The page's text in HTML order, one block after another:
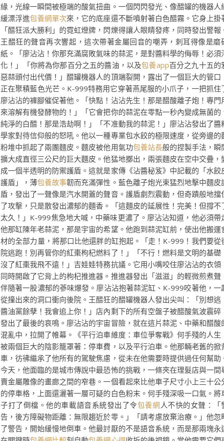
緣，光線一瞬間被極端的酸氣扭曲。一個閃閃發光、像醋罐的機器人
緩漂浮進包養網單次來，它的底座還不斷噴射著白色醋霧。它身上掛
「醋狂派大勝利」的霓虹燈牌，閃爍得讓人眼睛發疼，同時發出警報
王醋狂的聲音再次響起，這次帶著金屬回音的嘲弄，刺耳得像是磨
紙。「廖沾沾！你那充滿腐敗氣味的蒜泥，是對醬料學的侮辱！必須
化！」「你將為你那百分之五的醬油，以及包養app百分之九十五的
惡蒜頭付出代價！」醋罐機器人的頂端裂開，露出了一個巨大的管口
正在聚積藍色光芒。K-999特務用它穿著燕尾服的小爪子，一把抓住
廖沾沾的褲腳催促著他。「快點！沾沾先生！那是醋酸離子炮！專門
來溶解有機發酵物的！」「它會把你的蒜泥在零點一秒內變成無菌的
純淨的白醋！那是浩劫啊！」「不准動我的蒜泥！」廖沾沾發出了醬
學家對待信仰般的怒吼。他以一種專業包水餃的極限速度，從旁邊的
粉堆中抓起了兩團麵皮。麵皮被他用氣功包養站長般的捏製手法，瞬
擴大成直徑三公尺的巨大麵皮。他猛地擲出，兩張麵皮在空中交疊，
成一個半透明的防禦護盾。這就是家傳《沾醬秘笈》中記載的「水餃
護盾」，薄包養故事韌而充滿彈性。藍色離子炮光束猛烈地擊中麵皮
盾，發出了一聲像是汽水開蓋的聲音。護盾劇烈震動，但奇蹟般地擋
了攻擊，只是散發出濃郁的麵香。「這麵皮的延展性！完美！但撐不
太久！」K-999焦急地大喊，中藥味更濃了。廖沾沾知道，他必須帶
他那缸陳年老蒜泥，那是宇宙的希望。他跑到蒜泥缸前，使出他搬運
材的全部力量，將那口比他還胖的缸抱起。「走！K-999！我們要從
院逃跑！別再管你的紅棗枸杞燃料了！」「不行！燃料是文明的基礎
沒了紅棗我飛不遠！」吉娃娃特務抗議。它用小嘴咬住廖沾沾的衣領
同時開啟了它背上的枸杞推進器。推進器發出「滋滋」的輕微煎煮聲
伴隨著一股濃郁的蔘味爆發。廖沾沾抱著蒜泥缸、K-999咬著他，一
從撞出來的洞口衝向後院。王醋狂的醋罐機器人發出尖叫：「別想逃
醬油黨餘孽！我會追上你！」店內剩下的所有空盤子被醋酸氣波震碎
發出了最後的哀鳴。廖沾沾的宇宙冒險，就在這片蒜泥、中藥和醋酸
混亂中，拉開了帷幕。《平行泊車維度：車位爭奪戰》何手殘的人生
被兩個巨大的陰影籠罩著：停車費，以及平行泊車。他那輛老舊的掀
車，彷彿繼承了他所有的駕駛焦慮，從未在他需要時提供過任何幫助
今天，他面臨的是城市傳說中最恐怖的挑戰，一條夾在理髮店與一間
賣金屬雕像的畫廊之間的窄巷。一個看起來比他車子尺寸小上三十公
的停車格，上面還灑著一層可疑的白色粉末。何手殘深吸一口氣。將
子打了倒檔。他的車載語音系統發出了令包養網人不快的女聲：「
告，後方障礙物距離：無限趨近於零。」「請考慮放棄治療。」他忽
了警告，開始緩慢地倒車。他最討厭的不是語音系統，而是那兩塊永